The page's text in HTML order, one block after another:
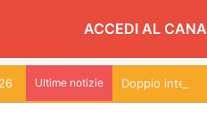
ACCEDI AL
Ultime notizie Doppio